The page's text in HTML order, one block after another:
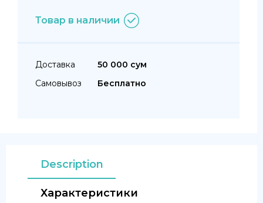
Товар в наличии
Доставка
50 000 сум
Самовывоз
Бесплатно
Description
Характеристики